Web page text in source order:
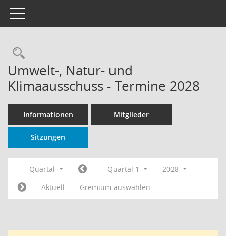
Toggle navigation
Rechercheauswahl
Umwelt-, Natur- und
Klimaausschuss - Termine 2028
Informationen Mitglieder
Sitzungen
Quartal Quartal 1
2028
Aktuell
Gremium auswählen